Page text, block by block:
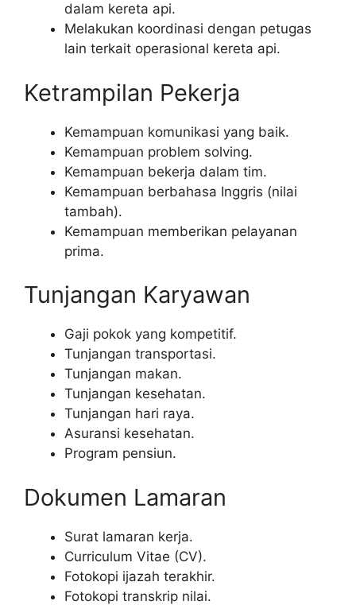
dalam kereta api.
Melakukan koordinasi dengan petugas
lain terkait operasional kereta api.
Ketrampilan Pekerja
Kemampuan komunikasi yang baik.
Kemampuan problem solving.
Kemampuan bekerja dalam tim.
Kemampuan berbahasa Inggris (nilai
tambah).
Kemampuan memberikan pelayanan
prima.
Tunjangan Karyawan
Gaji pokok yang kompetitif.
Tunjangan transportasi.
Tunjangan makan.
Tunjangan kesehatan.
Tunjangan hari raya.
Asuransi kesehatan.
Program pensiun.
Dokumen Lamaran
Surat lamaran kerja.
Curriculum Vitae (CV).
Fotokopi ijazah terakhir.
Fotokopi transkrip nilai.